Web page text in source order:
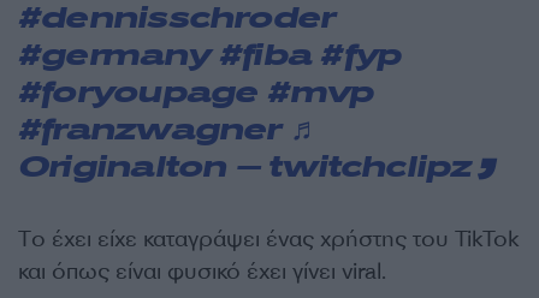
#dennisschroder
#germany #fiba #fyp
#foryoupage #mvp
#franzwagner ♬
Originalton – twitchclipz
Tο έχει είχε καταγράψει ένας χρήστης του TikTok
και όπως είναι φυσικό έχει γίνει viral.